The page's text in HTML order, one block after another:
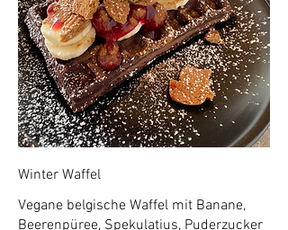
Winter Waffel
Vegane belgische Waffel mit Banane,
Beerenpüree, Spekulatius, Puderzucker